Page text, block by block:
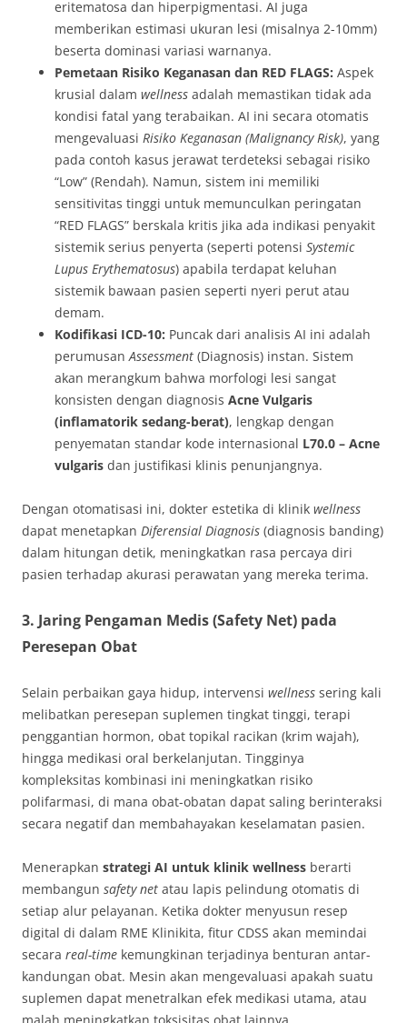
eritematosa dan hiperpigmentasi. AI juga
memberikan estimasi ukuran lesi (misalnya 2-10mm)
beserta dominasi variasi warnanya.
Pemetaan Risiko Keganasan dan RED FLAGS: Aspek
krusial dalam wellness adalah memastikan tidak ada
kondisi fatal yang terabaikan. AI ini secara otomatis
mengevaluasi Risiko Keganasan (Malignancy Risk), yang
pada contoh kasus jerawat terdeteksi sebagai risiko
“Low” (Rendah). Namun, sistem ini memiliki
sensitivitas tinggi untuk memunculkan peringatan
“RED FLAGS” berskala kritis jika ada indikasi penyakit
sistemik serius penyerta (seperti potensi Systemic
Lupus Erythematosus) apabila terdapat keluhan
sistemik bawaan pasien seperti nyeri perut atau
demam.
Kodifikasi ICD-10: Puncak dari analisis AI ini adalah
perumusan Assessment (Diagnosis) instan. Sistem
akan merangkum bahwa morfologi lesi sangat
konsisten dengan diagnosis Acne Vulgaris
(inflamatorik sedang-berat), lengkap dengan
penyematan standar kode internasional L70.0 – Acne
vulgaris dan justifikasi klinis penunjangnya.
Dengan otomatisasi ini, dokter estetika di klinik wellness
dapat menetapkan Diferensial Diagnosis (diagnosis banding)
dalam hitungan detik, meningkatkan rasa percaya diri
pasien terhadap akurasi perawatan yang mereka terima.
3. Jaring Pengaman Medis (Safety Net) pada
Peresepan Obat
Selain perbaikan gaya hidup, intervensi wellness sering kali
melibatkan peresepan suplemen tingkat tinggi, terapi
penggantian hormon, obat topikal racikan (krim wajah),
hingga medikasi oral berkelanjutan. Tingginya
kompleksitas kombinasi ini meningkatkan risiko
polifarmasi, di mana obat-obatan dapat saling berinteraksi
secara negatif dan membahayakan keselamatan pasien.
Menerapkan strategi AI untuk klinik wellness berarti
membangun safety net atau lapis pelindung otomatis di
setiap alur pelayanan. Ketika dokter menyusun resep
digital di dalam RME Klinikita, fitur CDSS akan memindai
secara real-time kemungkinan terjadinya benturan antar-
kandungan obat. Mesin akan mengevaluasi apakah suatu
suplemen dapat menetralkan efek medikasi utama, atau
malah meningkatkan toksisitas obat lainnya.